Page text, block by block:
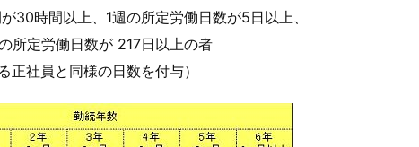
30時間以上、1週の所定労働日数が5日以上、
所定労働日数が 217日以上の者
正社員と同様の日数を付与）